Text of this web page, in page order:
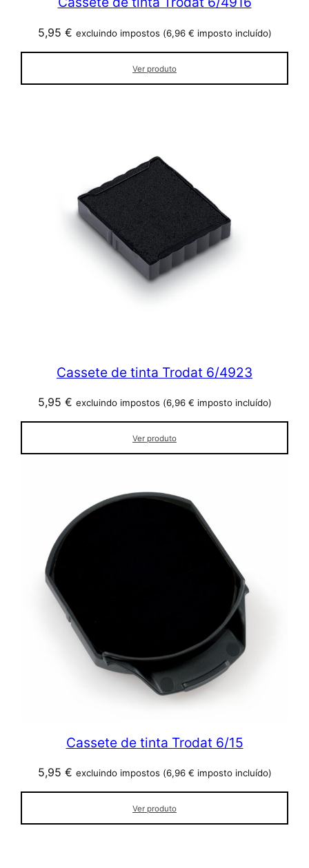
5,95 € excluindo impostos (6,96 € imposto incluído)
Ver produto
Cassete de tinta Trodat 6/4923
5,95 € excluindo impostos (6,96 € imposto incluído)
Ver produto
Cassete de tinta Trodat 6/15
5,95 € excluindo impostos (6,96 € imposto incluído)
Ver produto